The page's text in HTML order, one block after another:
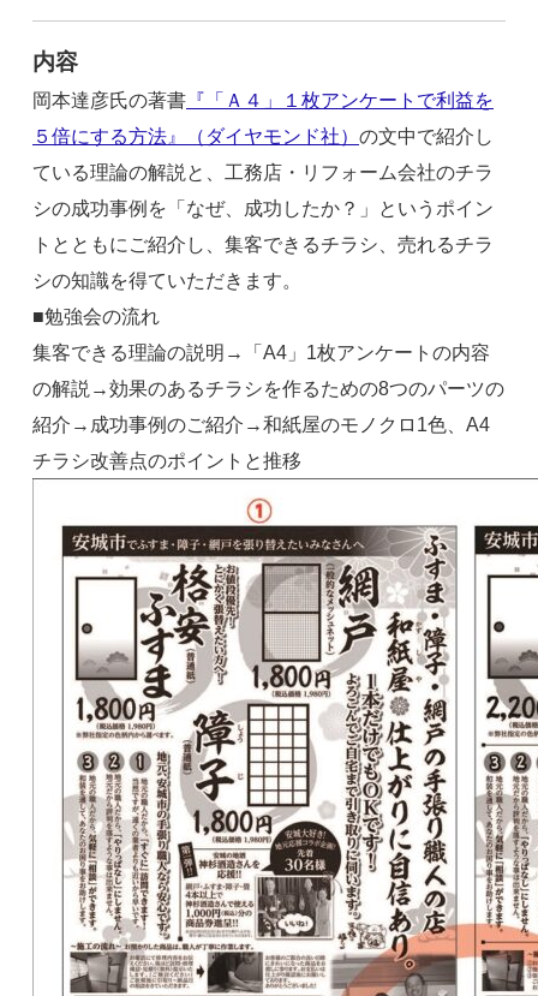
内容
岡本達彦氏の著書 『「Ａ４」１枚アンケートで利益を
５倍にする方法』
（ダイヤモンド社） の文中で紹介し
ている理論の解説と、工務店・リフォーム会社のチラ
シの成功事例を「なぜ、成功したか？」というポイン
トとともにご紹介し、集客できるチラシ、売れるチラ
シの知識を得ていただきます。
■勉強会の流れ
集客できる理論の説明→「A4」1枚アンケートの内容
の解説→効果のあるチラシを作るための8つのパーツの
紹介→成功事例のご紹介→和紙屋のモノクロ1色、A4
チラシ改善点のポイントと推移